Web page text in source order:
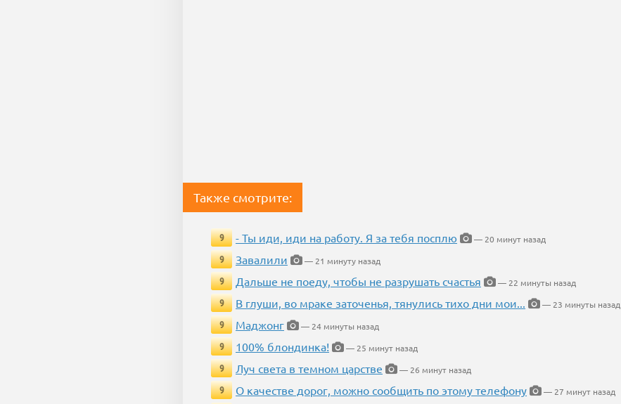
Также смотрите:
9 - Ты иди, иди на работу. Я за тебя посплю
— 20 минут назад
9
Завалили
— 21 минуту назад
9
Дальше не поеду, чтобы не разрушать счастья
— 22 минуты назад
9
В глуши, во мраке заточенья, тянулись тихо дни мои...
— 23 минуты назад
9
Маджонг
— 24 минуты назад
9
100% блондинка!
— 25 минут назад
9
Луч света в темном царстве
— 26 минут назад
9
О качестве дорог, можно сообщить по этому телефону
— 27 минут назад